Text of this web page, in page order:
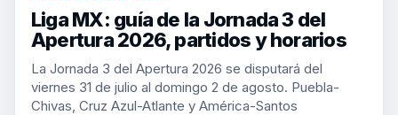
Liga MX: guía de la Jornada 3 del
Apertura 2026, partidos y horarios
La Jornada 3 del Apertura 2026 se disputará del
viernes 31 de julio al domingo 2 de agosto. Puebla-
Chivas, Cruz Azul-Atlante y América-Santos